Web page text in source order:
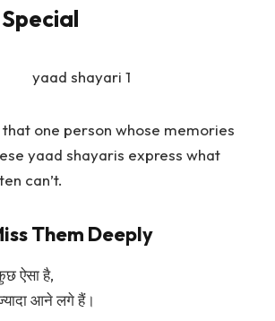
that one person whose memories
yaad shayaris express what
can’t.
Them Deeply
ऐसा है,
आने लगे हैं।